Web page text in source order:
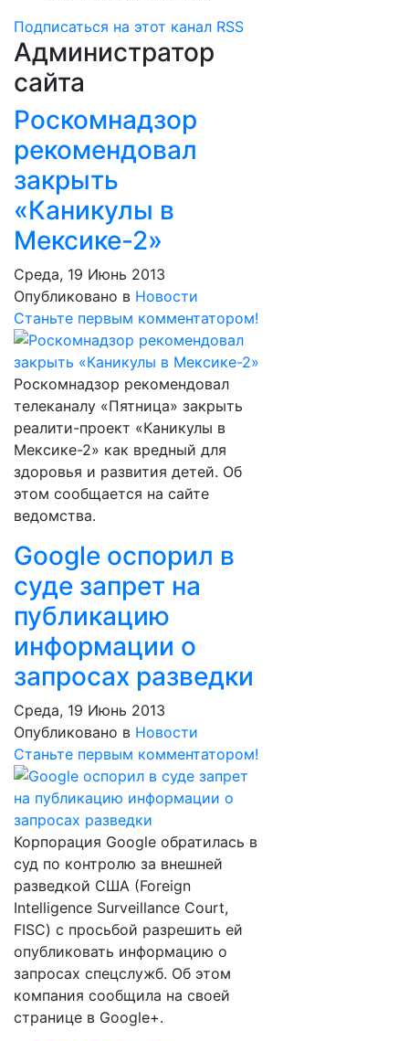
Подписаться на этот канал RSS
Администратор
сайта
Роскомнадзор
рекомендовал
закрыть
«Каникулы в
Мексике-2»
Среда, 19 Июнь 2013
Опубликовано в Новости
Станьте первым комментатором!
Роскомнадзор рекомендовал
телеканалу «Пятница» закрыть
реалити-проект «Каникулы в
Мексике-2» как вредный для
здоровья и развития детей. Об
этом сообщается на сайте
ведомства.
Google оспорил в
суде запрет на
публикацию
информации о
запросах разведки
Среда, 19 Июнь 2013
Опубликовано в Новости
Станьте первым комментатором!
Корпорация Google обратилась в
суд по контролю за внешней
разведкой США (Foreign
Intelligence Surveillance Court,
FISC) с просьбой разрешить ей
опубликовать информацию о
запросах спецслужб. Об этом
компания сообщила на своей
странице в Google+.